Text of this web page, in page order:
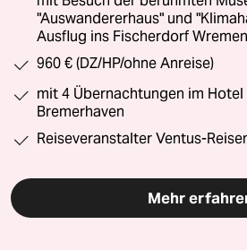
"Auswandererhaus" und
Ausflug ins Fischerdorf
960 € (DZ/HP/ohne Anreise)
mit 4 Übernachtungen im
Bremerhaven
Reiseveranstalter Ventus-
Mehr